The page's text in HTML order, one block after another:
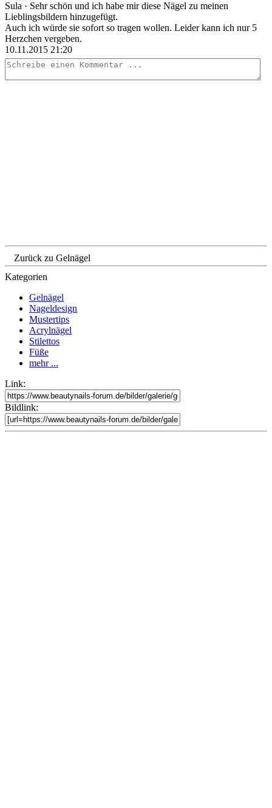
Sula · Sehr schön und ich habe mir diese Nägel zu meinen
Lieblingsbildern hinzugefügt.
Auch ich würde sie sofort so tragen wollen. Leider kann ich nur 5
Herzchen vergeben.
10.11.2015 21:20
Zurück zu Gelnägel
Kategorien
Gelnägel
Nageldesign
Mustertips
Acrylnägel
Stilettos
Füße
mehr ...
Link:
Bildlink: